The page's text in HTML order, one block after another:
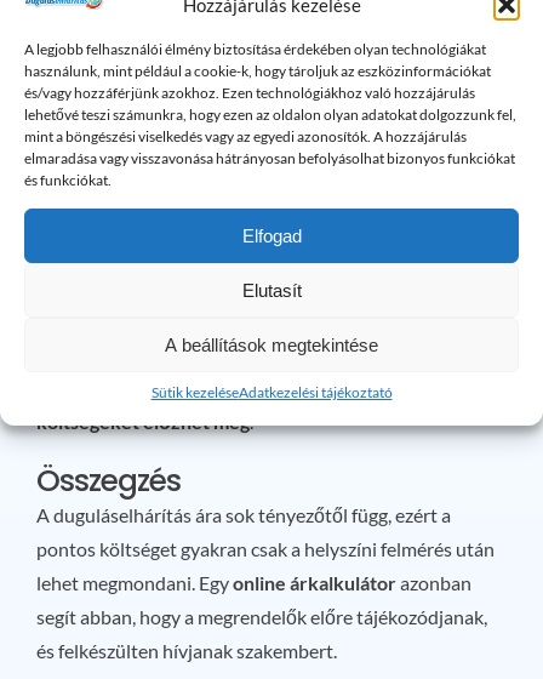
A legjobb felhasználói élmény biztosítása érdekében olyan technológiákat
használunk, mint például a cookie-k, hogy tároljuk az eszközinformációkat
és/vagy hozzáférjünk azokhoz. Ezen technológiákhoz való hozzájárulás
lehetővé teszi számunkra, hogy ezen az oldalon olyan adatokat dolgozzunk fel,
mint a böngészési viselkedés vagy az egyedi azonosítók. A hozzájárulás
elmaradása vagy visszavonása hátrányosan befolyásolhat bizonyos funkciókat
és funkciókat.
Elfogad
Elutasít
A beállítások megtekintése
Sütik kezeléseAdatkezelési tájékoztató
fordulni. Ilyen helyzetek például:
ha a dugulás többször visszatér
ha egyszerre több lefolyó is eldugul
ha kellemetlen szag vagy visszafolyó szennyvíz
jelentkezik
A gyors beavatkozás sokszorjelentős károkat és
költségeket előzhet meg.
Összegzés
A duguláselhárítás ára sok tényezőtől függ, ezért a
pontos költséget gyakran csak a helyszíni felmérés után
lehet megmondani. Egyonline árkalkulátorazonban
segít abban, hogy a megrendelők előre tájékozódjanak,
és felkészülten hívjanak szakembert.